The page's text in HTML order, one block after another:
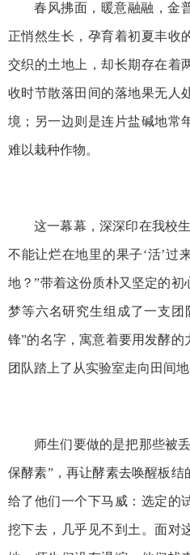
春风拂面，暖意融融，金
正悄然生长，孕育着初夏丰收
交织的土地上，却长期存在着
收时节散落田间的落地果无人
境；另一边则是连片盐碱地常
难以栽种作物。
这一幕幕，深深印在我校
不能让烂在地里的果子‘活’过
地？”带着这份质朴又坚定的
梦等六名研究生组成了一支
锋”的名字，寓意着要用发酵的
团队踏上了从实验室走向田间地
师生们要做的是把那些被
保酵素”，再让酵素去唤醒板
给了他们一个下马威：选定的
挖下去，几乎见不到土。面对